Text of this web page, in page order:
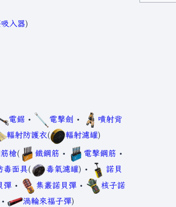
入器)
電鋸 • 電擊劍 •
噴射背
輻射防護衣( 輻射濾罐)
槍( 鐵鋼筋 • 電擊鋼筋 •
毒面具( 毒氣濾罐) •
諾貝
彈 • 集叢諾貝彈 •
核子諾
• 渦輪來福子彈)